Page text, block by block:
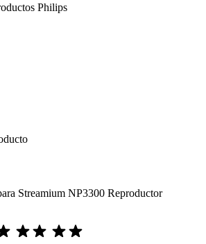
Philips
Streamium NP3300 Reproductor